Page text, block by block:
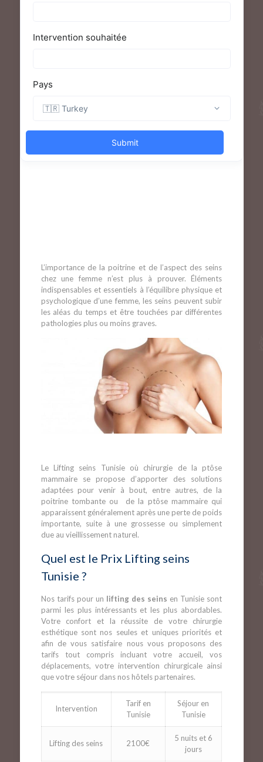
L’importance de la poitrine et de l’aspect des seins
chez une femme n’est plus à prouver. Éléments
indispensables et essentiels à l’équilibre physique et
psychologique d’une femme, les seins peuvent subir
les aléas du temps et être touchées par différentes
pathologies plus ou moins graves.
Le Lifting seins Tunisie où chirurgie de la ptôse
mammaire se propose d’apporter des solutions
adaptées pour venir à bout, entre autres, de la
poitrine tombante ou de la ptôse mammaire qui
apparaissent généralement après une perte de poids
importante, suite à une grossesse ou simplement
due au vieillissement naturel.
Quel est le Prix Lifting seins
Tunisie ?
Nos tarifs pour un lifting des seins en Tunisie sont
parmi les plus intéressants et les plus abordables.
Votre confort et la réussite de votre chirurgie
esthétique sont nos seules et uniques priorités et
afin de vous satisfaire nous vous proposons des
tarifs tout compris incluant votre accueil, vos
déplacements, votre intervention chirurgicale ainsi
que votre séjour dans nos hôtels partenaires.
Intervention
Tarif en
Tunisie
Séjour en
Tunisie
Lifting des seins 2100€
5 nuits et 6
jours